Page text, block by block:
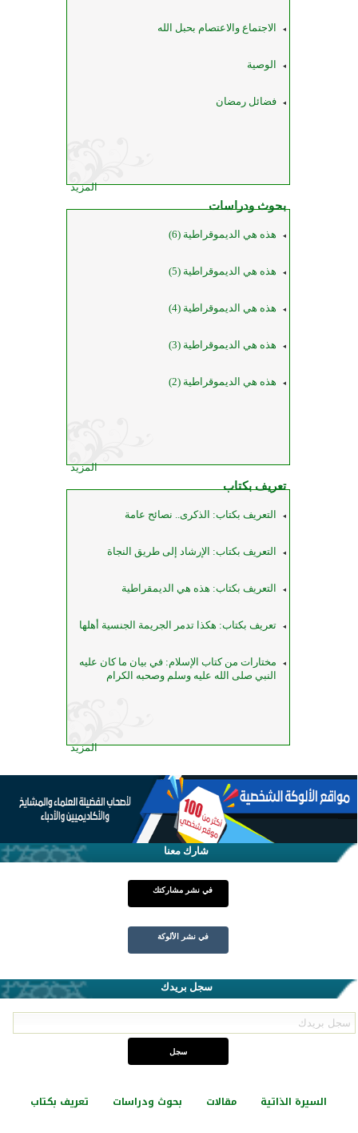
الاجتماع والاعتصام بحبل الله
الوصية
فضائل رمضان
المزيد
بحوث ودراسات
هذه هي الديموقراطية (6)
هذه هي الديموقراطية (5)
هذه هي الديموقراطية (4)
هذه هي الديموقراطية (3)
هذه هي الديموقراطية (2)
المزيد
تعريف بكتاب
التعريف بكتاب: الذكرى.. نصائح عامة
التعريف بكتاب: الإرشاد إلى طريق النجاة
التعريف بكتاب: هذه هي الديمقراطية
تعريف بكتاب: هكذا تدمر الجريمة الجنسية أهلها
مختارات من كتاب الإسلام: في بيان ما كان عليه
النبي صلى الله عليه وسلم وصحبه الكرام
المزيد
شارك معنا
في نشر مشاركتك
في نشر الألوكة
سجل بريدك
السيرة الذاتية مقالات بحوث ودراسات تعريف بكتاب